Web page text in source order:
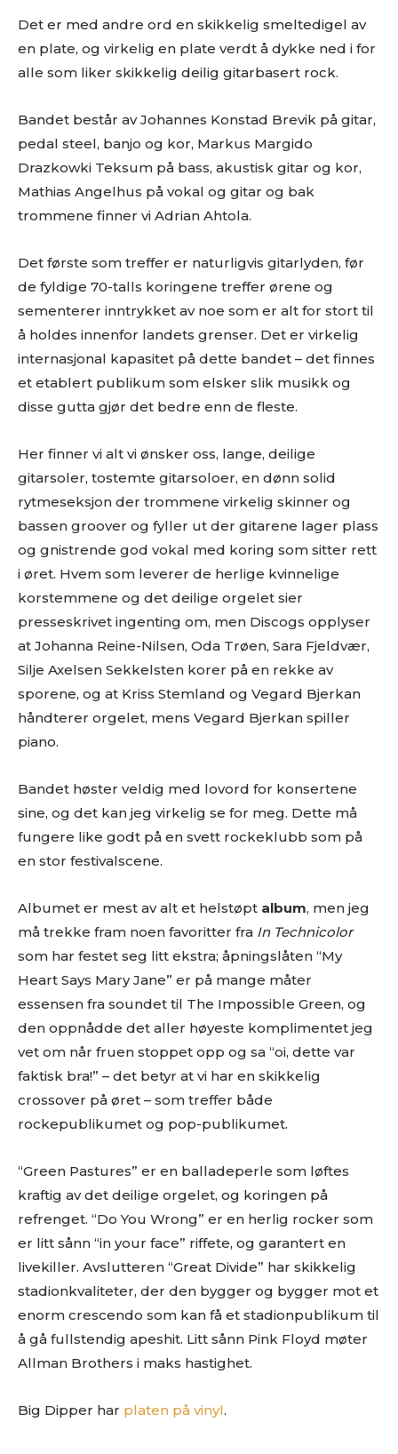
Les bloggen.Passer din musikk inn blant platene vi skriver
Det er med andre ord en skikkelig smeltedigel av
en plate, og virkelig en plate verdt å dykke ned i for
alle som liker skikkelig deilig gitarbasert rock.
Bandet består av Johannes Konstad Brevik på gitar,
pedal steel, banjo og kor, Markus Margido
Drazkowki Teksum på bass, akustisk gitar og kor,
Mathias Angelhus på vokal og gitar og bak
trommene finner vi Adrian Ahtola.
Det første som treffer er naturligvis gitarlyden, før
de fyldige 70-talls koringene treffer ørene og
sementerer inntrykket av noe som er alt for stort til
å holdes innenfor landets grenser. Det er virkelig
internasjonal kapasitet på dette bandet – det finnes
et etablert publikum som elsker slik musikk og
disse gutta gjør det bedre enn de fleste.
Her finner vi alt vi ønsker oss, lange, deilige
gitarsoler, tostemte gitarsoloer, en dønn solid
rytmeseksjon der trommene virkelig skinner og
bassen groover og fyller ut der gitarene lager plass
og gnistrende god vokal med koring som sitter rett
i øret. Hvem som leverer de herlige kvinnelige
korstemmene og det deilige orgelet sier
presseskrivet ingenting om, men Discogs opplyser
at Johanna Reine-Nilsen, Oda Trøen, Sara Fjeldvær,
Silje Axelsen Sekkelsten korer på en rekke av
sporene, og at Kriss Stemland og Vegard Bjerkan
håndterer orgelet, mens Vegard Bjerkan spiller
piano.
Bandet høster veldig med lovord for konsertene
sine, og det kan jeg virkelig se for meg. Dette må
fungere like godt på en svett rockeklubb som på
en stor festivalscene.
Albumet er mest av alt et helstøpt album, men jeg
må trekke fram noen favoritter fra In Technicolor
som har festet seg litt ekstra; åpningslåten “My
Heart Says Mary Jane” er på mange måter
essensen fra soundet til The Impossible Green, og
den oppnådde det aller høyeste komplimentet jeg
vet om når fruen stoppet opp og sa “oi, dette var
faktisk bra!” – det betyr at vi har en skikkelig
crossover på øret – som treffer både
rockepublikumet og pop-publikumet.
“Green Pastures” er en balladeperle som løftes
kraftig av det deilige orgelet, og koringen på
refrenget. “Do You Wrong” er en herlig rocker som
er litt sånn “in your face” riffete, og garantert en
livekiller. Avslutteren “Great Divide” har skikkelig
stadionkvaliteter, der den bygger og bygger mot et
enorm crescendo som kan få et stadionpublikum til
å gå fullstendig apeshit. Litt sånn Pink Floyd møter
Allman Brothers i maks hastighet.
Big Dipper har platen på vinyl.